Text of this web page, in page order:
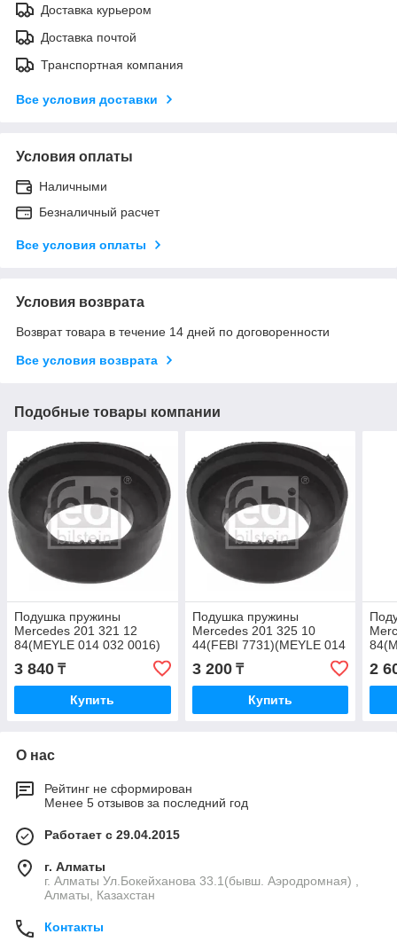
Доставка курьером
Доставка почтой
Транспортная компания
Все условия доставки
Условия оплаты
Наличными
Безналичный расчет
Все условия оплаты
Условия возврата
Возврат товара в течение 14 дней по договоренности
Все условия возврата
Подобные товары компании
Подушка пружины
Mercedes 201 321 12
84(MEYLE 014 032 0016)
(FEBI 7730)
3 840 ₸
Купить
Подушка пружины
Mercedes 201 325 10
44(FEBI 7731)(MEYLE 014
032 0028)
3 200₸
Купить
2
О нас
Рейтинг не сформирован
Менее 5 отзывов за последний год
Работает с 29.04.2015
г. Алматы
г. Алматы Ул.Бокейханова 33.1(бывш. Аэродромная) ,
Алматы, Казахстан
Контакты